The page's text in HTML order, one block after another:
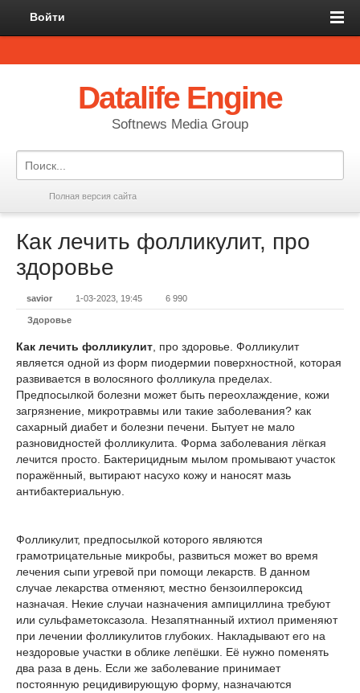
Войти
Datalife Engine
Softnews Media Group
Полная версия сайта
Как лечить фолликулит, про
здоровье
savior 1-03-2023, 19:45 6 990
Здоровье
Как лечить фолликулит , про здоровье. Фолликулит
является одной из форм пиодермии поверхностной, которая
развивается в волосяного фолликула пределах.
Предпосылкой болезни может быть переохлаждение, кожи
загрязнение, микротравмы или такие заболевания? как
сахарный диабет и болезни печени. Бытует не мало
разновидностей фолликулита. Форма заболевания лёгкая
лечится просто. Бактерицидным мылом промывают участок
поражённый, вытирают насухо кожу и наносят мазь
антибактериальную.
Фолликулит, предпосылкой которого являются
грамотрицательные микробы, развиться может во время
лечения сыпи угревой при помощи лекарств. В данном
случае лекарства отменяют, местно бензоилпероксид
назначая. Некие случаи назначения ампициллина требуют
или сульфаметоксазола. Незапятнанный ихтиол применяют
при лечении фолликулитов глубоких. Накладывают его на
нездоровые участки в облике лепёшки. Её нужно поменять
два раза в день. Если же заболевание принимает
постоянную рецидивирующую форму, назначаются